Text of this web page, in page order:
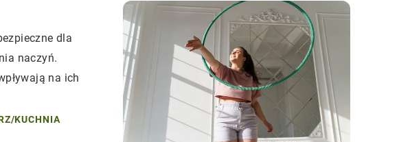
dla
naczyń.
na ich
/KUCHNIA